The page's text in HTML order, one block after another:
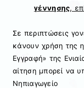
γέννησης,
Σε περιπτώσεις
κάνουν χρήση της
Εγγραφή» της
αίτηση μπορεί να
Νηπιαγωγείο